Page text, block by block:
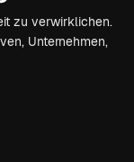
zu verwirklichen.
Unternehmen,